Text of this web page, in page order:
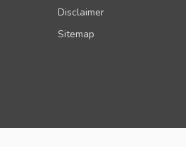
Disclaimer
Sitemap